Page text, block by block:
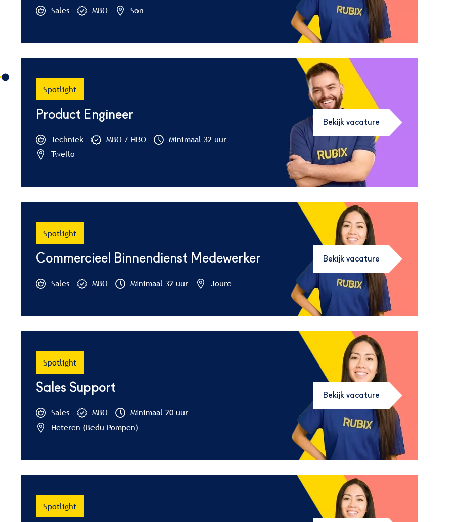
Sales MBO Son
Spotlight
Product Engineer
Techniek MBO / HBO
Minimaal 32 uur
Twello
Bekijk vacature
Spotlight
Commercieel Binnendienst Medewerker
Sales MBO Minimaal 32 uur Joure
Bekijk vacature
Spotlight
Sales Support
Sales MBO
Minimaal 20 uur
Heteren (Bedu Pompen)
Bekijk vacature
Spotlight